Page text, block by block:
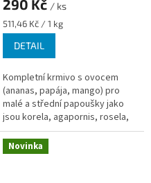
290 Kč / ks
Měrná
cena:
511,46 Kč / 1 kg
DETAIL
Kompletní krmivo s ovocem
(ananas, papája, mango) pro
malé a střední papoušky jako
jsou korela, agapornis, rosela,
mníšek a podobné druhy.
Novinka